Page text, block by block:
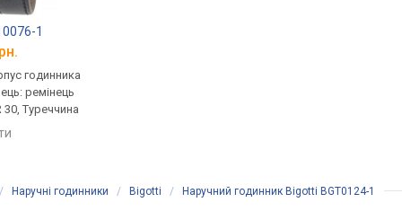
1
годинника
ремінець
30, Туреччина
Наручні годинники / Bigotti / Наручний годинник Bigotti BGT0124-1